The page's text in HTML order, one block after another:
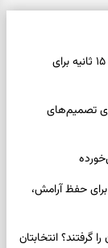
بازی فکری | تکه پیتزا میان سبزیجات قایم شده؛ فقط ۱۵ ثانیه برای
۱۴۰۵ | نیت‌هایی برای تصمیم‌های
۱۴۰۵ | کارت‌هایی برای حفظ آرامش،
انتخابتان